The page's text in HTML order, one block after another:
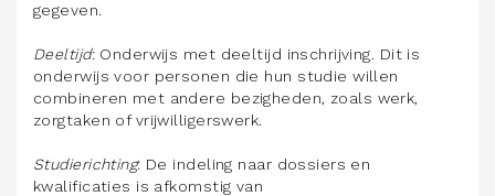
gegeven.
Deeltijd: Onderwijs met deeltijd inschrijving. Dit is
onderwijs voor personen die hun studie willen
combineren met andere bezigheden, zoals werk,
zorgtaken of vrijwilligerswerk.
Studierichting: De indeling naar dossiers en
kwalificaties is afkomstig van